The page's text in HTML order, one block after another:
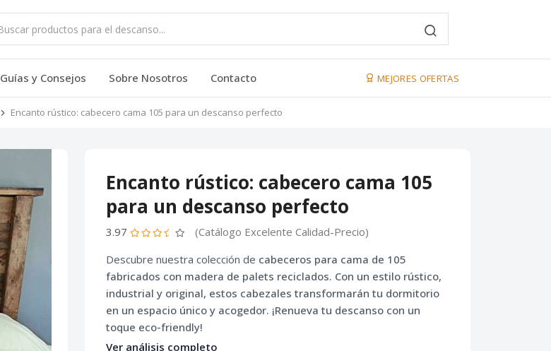
Guías y Consejos Sobre Nosotros Contacto MEJORES OFERTAS
Encanto rústico: cabecero cama 105 para un descanso perfecto
Encanto rústico: cabecero cama 105
para un descanso perfecto
3.97
(Catálogo Excelente Calidad-Precio)
Descubre nuestra colección de cabeceros para cama de 105
fabricados con madera de palets reciclados. Con un estilo rústico,
industrial y original, estos cabezales transformarán tu dormitorio
en un espacio único y acogedor. ¡Renueva tu descanso con un
toque eco-friendly!
Ver análisis completo